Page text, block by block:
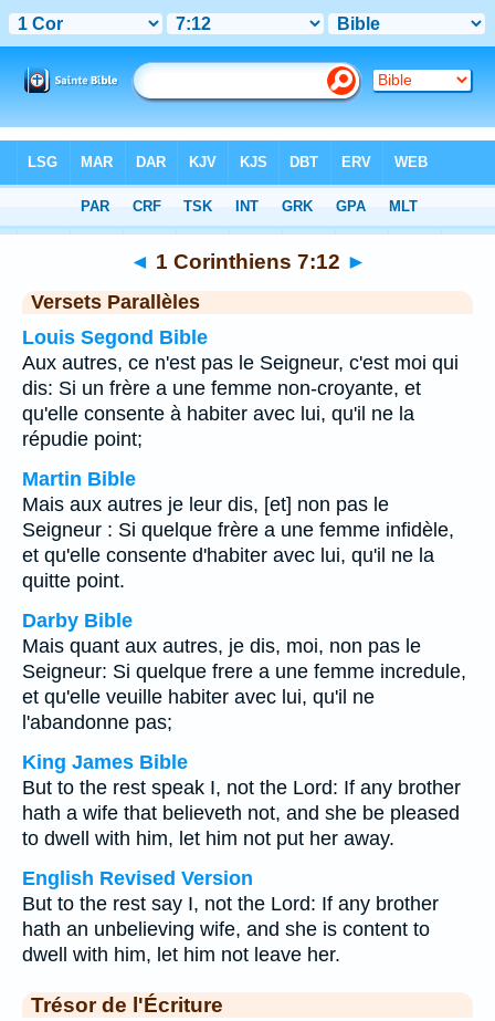
> Chapitre 7 > Verset 12
◄ 1 Corinthiens 7:12 ►
Versets Parallèles
Louis Segond Bible
Aux autres, ce n'est pas le Seigneur, c'est moi qui
dis: Si un frère a une femme non-croyante, et
qu'elle consente à habiter avec lui, qu'il ne la
répudie point;
Martin Bible
Mais aux autres je leur dis, [et] non pas le
Seigneur : Si quelque frère a une femme infidèle,
et qu'elle consente d'habiter avec lui, qu'il ne la
quitte point.
Darby Bible
Mais quant aux autres, je dis, moi, non pas le
Seigneur: Si quelque frere a une femme incredule,
et qu'elle veuille habiter avec lui, qu'il ne
l'abandonne pas;
King James Bible
But to the rest speak I, not the Lord: If any brother
hath a wife that believeth not, and she be pleased
to dwell with him, let him not put her away.
English Revised Version
But to the rest say I, not the Lord: If any brother
hath an unbelieving wife, and she is content to
dwell with him, let him not leave her.
Trésor de l'Écriture